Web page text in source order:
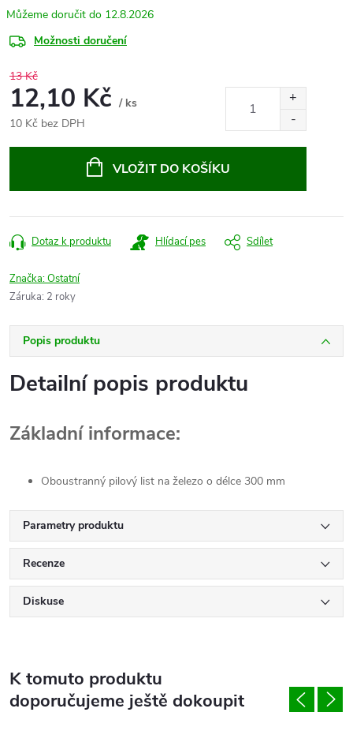
12.8.2026
Možnosti doručení
13 Kč
12,10 Kč / ks
10 Kč bez DPH
VLOŽIT DO KOŠÍKU
Dotaz k produktu Hlídací pes Sdílet
Značka:Ostatní
Záruka: 2 roky
Popis produktu
Detailní popis produktu
Základní informace:
Oboustranný pilový list na železo o délce 300 mm
Parametry produktu
Recenze
Diskuse
K tomuto produktu
doporučujeme ještě dokoupit